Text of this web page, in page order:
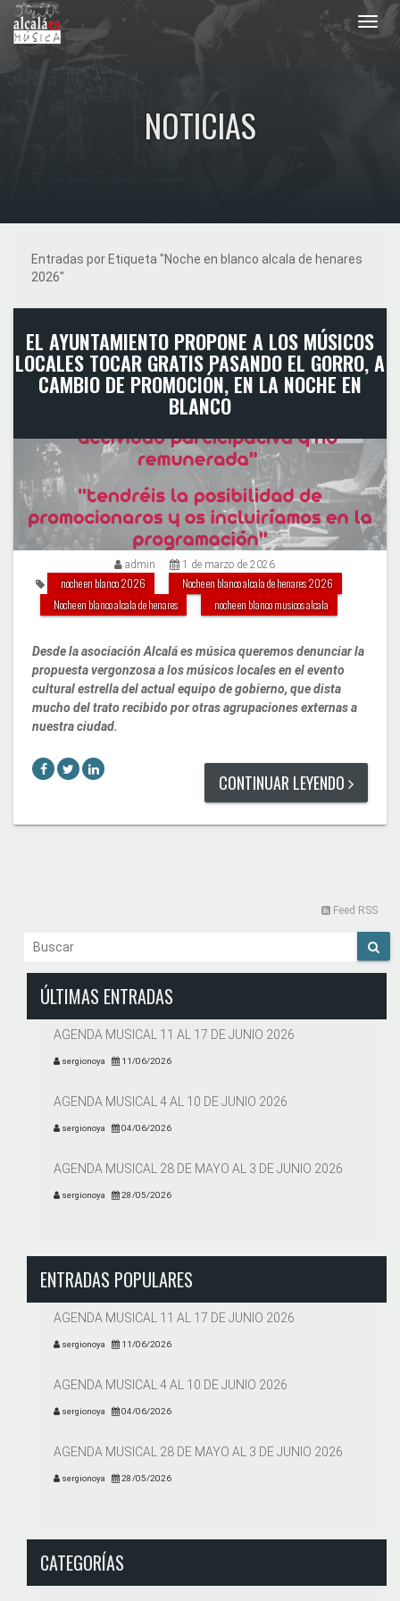
NOTICIAS
Entradas por Etiqueta "Noche en blanco alcala de henares
2026"
EL AYUNTAMIENTO PROPONE A LOS MÚSICOS
LOCALES TOCAR GRATIS PASANDO EL GORRO, A
CAMBIO DE PROMOCIÓN, EN LA NOCHE EN
BLANCO
admin 1 de marzo de 2026
noche en blanco 2026
Noche en blanco alcala de henares 2026
Noche en blanco alcala de henares
noche en blanco musicos alcala
Desde la asociación Alcalá es música queremos denunciar la
propuesta vergonzosa a los músicos locales en el evento
cultural estrella del actual equipo de gobierno, que dista
mucho del trato recibido por otras agrupaciones externas a
nuestra ciudad.
CONTINUAR LEYENDO
Feed RSS
ÚLTIMAS ENTRADAS
AGENDA MUSICAL 11 AL 17 DE JUNIO 2026
sergionoya 11/06/2026
AGENDA MUSICAL 4 AL 10 DE JUNIO 2026
sergionoya 04/06/2026
AGENDA MUSICAL 28 DE MAYO AL 3 DE JUNIO 2026
sergionoya 28/05/2026
ENTRADAS POPULARES
AGENDA MUSICAL 11 AL 17 DE JUNIO 2026
sergionoya 11/06/2026
AGENDA MUSICAL 4 AL 10 DE JUNIO 2026
sergionoya 04/06/2026
AGENDA MUSICAL 28 DE MAYO AL 3 DE JUNIO 2026
sergionoya 28/05/2026
CATEGORÍAS